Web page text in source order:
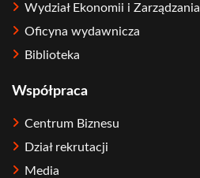
Wydział Ekonomii i Zarządzania
Oficyna wydawnicza
Biblioteka
Współpraca
Centrum Biznesu
Dział rekrutacji
Media